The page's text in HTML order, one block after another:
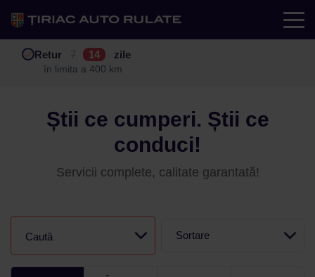
Test drive
Retur 14 zile
în limita a 400 km
Garanție 12 24
în limita a 25.000 km
Buy back
Știi ce cumperi. Știi ce
conduci!
Servicii complete, calitate garantată!
Caută Sortare